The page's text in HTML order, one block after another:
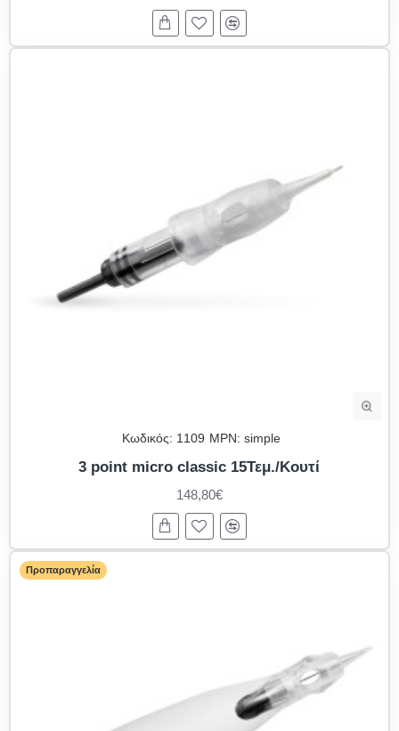
Κωδικός: 1109 MPN: simple
3 point micro classic 15Τεμ./Κουτί
148,80€
Προπαραγγελία